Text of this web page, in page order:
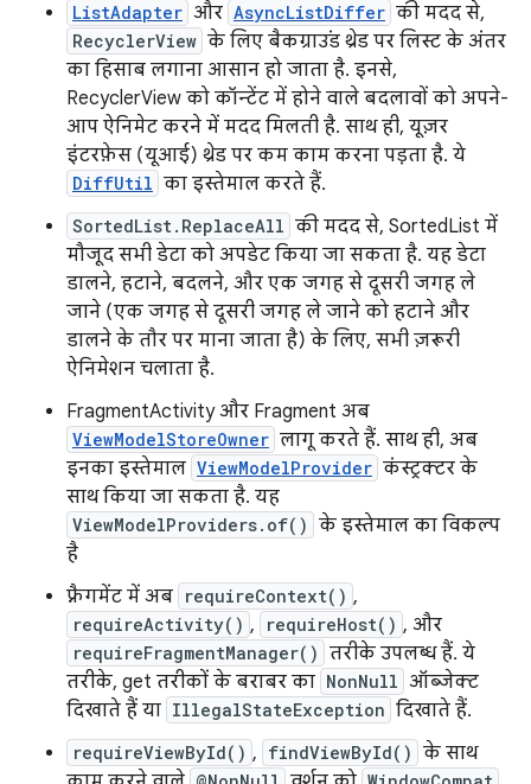
ListAdapter और AsyncListDiffer की मदद से,
RecyclerView के लिए बैकग्राउंड थ्रेड पर लिस्ट के अंतर
का हिसाब लगाना आसान हो जाता है. इनसे,
RecyclerView को कॉन्टेंट में होने वाले बदलावों को अपने-
आप ऐनिमेट करने में मदद मिलती है. साथ ही, यूज़र
इंटरफ़ेस (यूआई) थ्रेड पर कम काम करना पड़ता है. ये
DiffUtil का इस्तेमाल करते हैं.
SortedList.ReplaceAll की मदद से, SortedList में
मौजूद सभी डेटा को अपडेट किया जा सकता है. यह डेटा
डालने, हटाने, बदलने, और एक जगह से दूसरी जगह ले
जाने (एक जगह से दूसरी जगह ले जाने को हटाने और
डालने के तौर पर माना जाता है) के लिए, सभी ज़रूरी
ऐनिमेशन चलाता है.
FragmentActivity और Fragment अब
ViewModelStoreOwner लागू करते हैं. साथ ही, अब
इनका इस्तेमाल ViewModelProvider कंस्ट्रक्टर के
साथ किया जा सकता है. यह
ViewModelProviders.of() के इस्तेमाल का विकल्प
है
फ़्रैगमेंट में अब requireContext() ,
requireActivity() , requireHost() , और
requireFragmentManager() तरीके उपलब्ध हैं. ये
तरीके, get तरीकों के बराबर का NonNull ऑब्जेक्ट
दिखाते हैं या IllegalStateException दिखाते हैं.
requireViewById() , findViewById() के साथ